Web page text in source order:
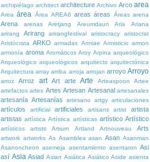
archipiélago architect architecture Archivo Arco area
Area área Área AREA6 areas áreas Áreas arena
Arena arenas Aretjang Areumdaun Aria
Ariana
arirang
Arirang arirangfestival aristocracy
aristocrat
Aristócrata ARKO armadas Armiae Armisticio armon
armonía aroma Aromáticos Aroy Arpina arqueológico
Arqueológico arqueológicos arquitecto arquitectónica
Arquitectura array arriba arroja arrojan arroyo Arroyo
arroz Arroz art Art arte Arte Arteaspoon
Artee
artefactos artes Artes Artesan Artesanal artesanales
artesanía Artesanías artesano artgy articulaciones
artículos artificial artificiales artisans artist
artista
artistas artística Artística artísticas artístico Artístico
artísticos artists Artium Artland Artnouveau Arts
artwork artworks As Asamblea asan Asan Asanman
Asanoncheon asemeja asentamiento asentaron Asi
así Asia Asiad Asian Asiática Asiático Aside asienta